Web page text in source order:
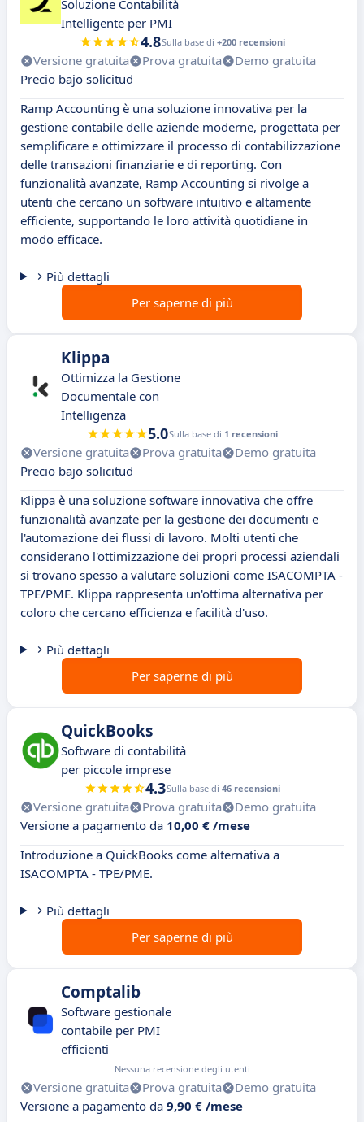
Soluzione Contabilità
Intelligente per PMI
4.8Sulla base di +200 recensioni
Versione gratuita Prova gratuita
Demo gratuita
Precio bajo solicitud
Ramp Accounting è una soluzione innovativa per la
gestione contabile delle aziende moderne, progettata per
semplificare e ottimizzare il processo di contabilizzazione
delle transazioni finanziarie e di reporting. Con
funzionalità avanzate, Ramp Accounting si rivolge a
utenti che cercano un software intuitivo e altamente
efficiente, supportando le loro attività quotidiane in
modo efficace.
Più dettagli
Per saperne di più
Klippa
Ottimizza la Gestione
Documentale con
Intelligenza
5.0Sulla base di 1 recensioni
Versione gratuita Prova gratuita
Demo gratuita
Precio bajo solicitud
Klippa è una soluzione software innovativa che offre
funzionalità avanzate per la gestione dei documenti e
l'automazione dei flussi di lavoro. Molti utenti che
considerano l'ottimizzazione dei propri processi aziendali
si trovano spesso a valutare soluzioni come ISACOMPTA -
TPE/PME. Klippa rappresenta un'ottima alternativa per
coloro che cercano efficienza e facilità d'uso.
Più dettagli
Per saperne di più
QuickBooks
Software di contabilità
per piccole imprese
4.3Sulla base di 46 recensioni
Versione gratuita Prova gratuita
Demo gratuita
Versione a pagamento da 10,00 € /mese
Introduzione a QuickBooks come alternativa a
ISACOMPTA - TPE/PME.
Più dettagli
Per saperne di più
Comptalib
Software gestionale
contabile per PMI
efficienti
Nessuna recensione degli utenti
Versione gratuita Prova gratuita
Demo gratuita
Versione a pagamento da 9,90 € /mese